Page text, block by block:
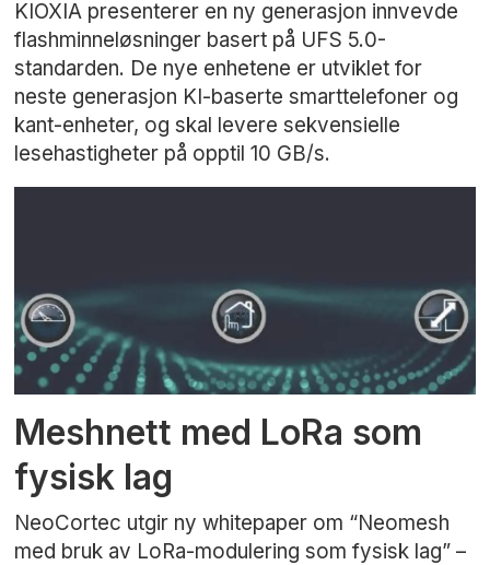
KIOXIA presenterer en ny generasjon innvevde
flashminneløsninger basert på UFS 5.0-
standarden. De nye enhetene er utviklet for
neste generasjon KI-baserte smarttelefoner og
kant-enheter, og skal levere sekvensielle
lesehastigheter på opptil 10 GB/s.
Meshnett med LoRa som
fysisk lag
NeoCortec utgir ny whitepaper om “Neomesh
med bruk av LoRa-modulering som fysisk lag” –